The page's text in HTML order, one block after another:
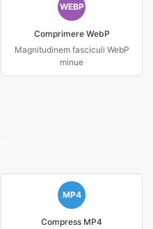
WEBP
Comprimere WebP
Magnitudinem fasciculi WebP
minue
MP4
Compress MP4